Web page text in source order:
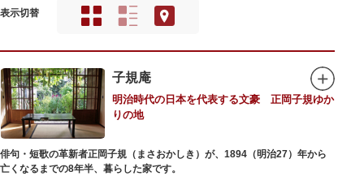
表示切替
子規庵
明治時代の日本を代表する文豪 正岡子規ゆか
りの地
俳句・短歌の革新者正岡子規（まさおかしき）が、1894（明治27）年から
亡くなるまでの8年半、暮らした家です。